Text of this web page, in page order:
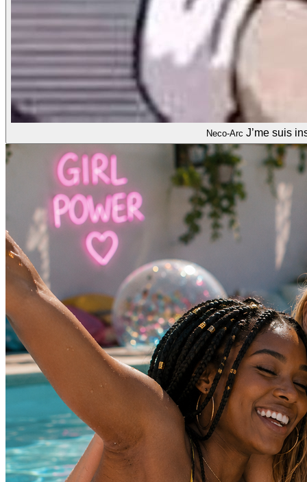
Neco-Arc J’me suis